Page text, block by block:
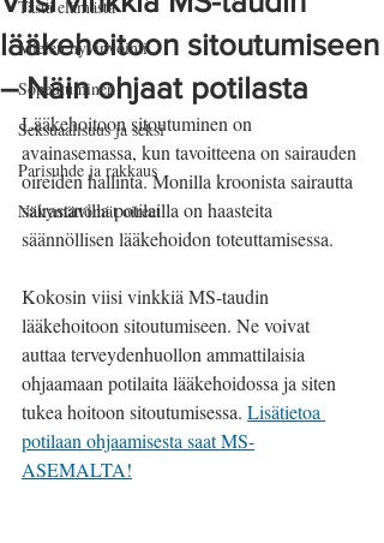
Tästä elämästä
Mielen hyvinvointi
Sopeutuminen
Seksuaalisuus ja seksi
Parisuhde ja rakkaus
Näkymättömät oireet
lääkehoitoon sitoutumiseen
– Näin ohjaat potilasta
Lääkehoitoon sitoutuminen on
avainasemassa, kun tavoitteena on sairauden
oireiden hallinta. Monilla kroonista sairautta
sairastavilla potilailla on haasteita
säännöllisen lääkehoidon toteuttamisessa.
Kokosin viisi vinkkiä MS-taudin
lääkehoitoon sitoutumiseen. Ne voivat
auttaa terveydenhuollon ammattilaisia
ohjaamaan potilaita lääkehoidossa ja siten
tukea hoitoon sitoutumisessa. Lisätietoa
potilaan ohjaamisesta saat MS-
ASEMALTA!